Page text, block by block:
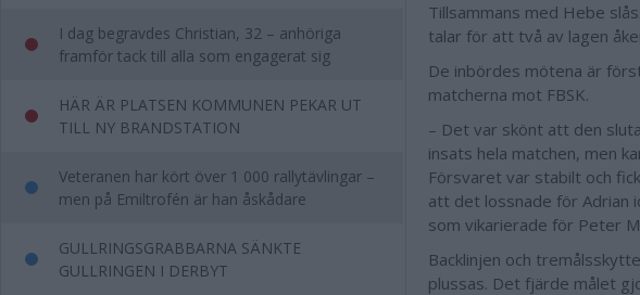
I dag begravdes Christian, 32 – anhöriga
framför tack till alla som engagerat sig
HÄR ÄR PLATSEN KOMMUNEN PEKAR UT
TILL NY BRANDSTATION
Veteranen har kört över 1 000 rallytävlingar –
men på Emiltrofén är han åskådare
GULLRINGSGRABBARNA SÄNKTE
GULLRINGEN I DERBYT
Tillsammans med Hebe
talar för att två av lagen
De inbördes mötena är
matcherna mot FBSK.
– Det var skönt att den
insats hela matchen, men
Försvaret var stabilt och
att det lossnade för Adrian
som vikarierade för Peter
Backlinjen och
plussas. Det fjärde målet